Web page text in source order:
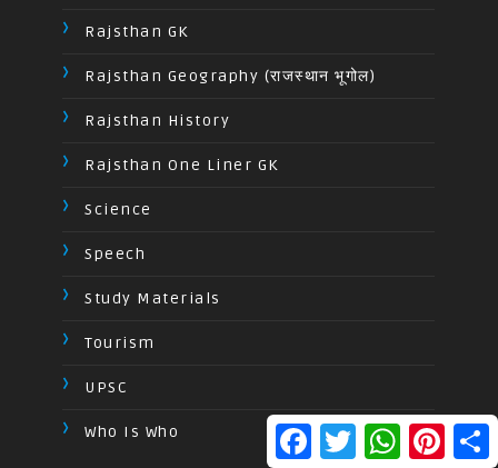
T
W
P
Rajsthan GK
Rajsthan Geography (राजस्थान भूगोल)
Rajsthan History
Rajsthan One Liner GK
Science
Speech
Study Materials
Tourism
UPSC
Who Is Who